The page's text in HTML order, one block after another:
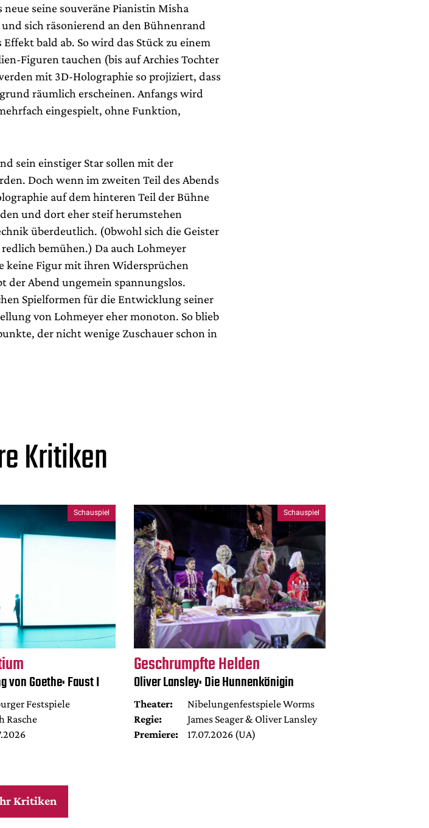
seine souveräne Pianistin Misha
sich räsonierend an den Bühnenrand
bald ab. So wird das Stück zu einem
Figuren tauchen (bis auf Archies Tochter
mit 3D-Holographie so projiziert, dass
räumlich erscheinen. Anfangs wird
eingespielt, ohne Funktion,
sein einstiger Star sollen mit der
Doch wenn im zweiten Teil des Abends
auf dem hinteren Teil der Bühne
und dort eher steif herumstehen
überdeutlich. (0bwohl sich die Geister
bemühen.) Da auch Lohmeyer
keine Figur mit ihren Widersprüchen
der Abend ungemein spannungslos.
Spielformen für die Entwicklung seiner
von Lohmeyer eher monoton. So blieb
der nicht wenige Zuschauer schon in
Kritiken
Schauspiel
von Goethe: Faust I
Festspiele
Rasche
Schauspiel
Geschrumpfte Helden
Oliver Lansley: Die Hunnenkönigin
Theater:
Nibelungenfestspiele Worms
Regie:
James Seager & Oliver Lansley
Premiere:
17.07.2026 (UA)
Kritiken